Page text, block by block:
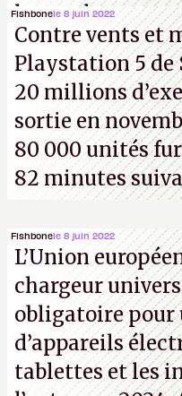
les analystes.
Fishbonele 8 juin 2022
Contre vents et
Playstation 5 de
20 millions
sortie en
80 000 unités
82 minutes
Fishbonele 8 juin 2022
L’Union
chargeur
obligatoire
d’appareils
tablettes et les